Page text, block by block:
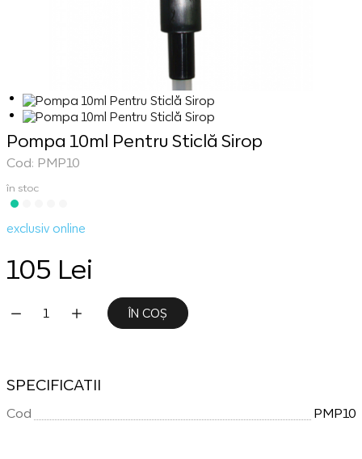
Pompa 10ml Pentru Sticlă Sirop
Cod: PMP10
în stoc
exclusiv online
105 Lei
ÎN COȘ
SPECIFICATII
Cod PMP10